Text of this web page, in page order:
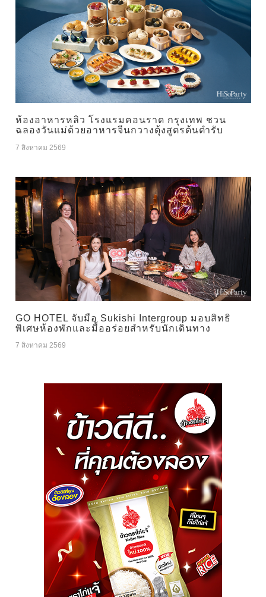
ห้องอาหารหลิว โรงแรมคอนราด กรุงเทพ ชวน
ฉลองวันแม่ด้วยอาหารจีนกวางตุ้งสูตรต้นตำรับ
7 สิงหาคม 2569
GO HOTEL จับมือ Sukishi Intergroup มอบสิทธิ
พิเศษห้องพักและมื้ออร่อยสำหรับนักเดินทาง
7 สิงหาคม 2569